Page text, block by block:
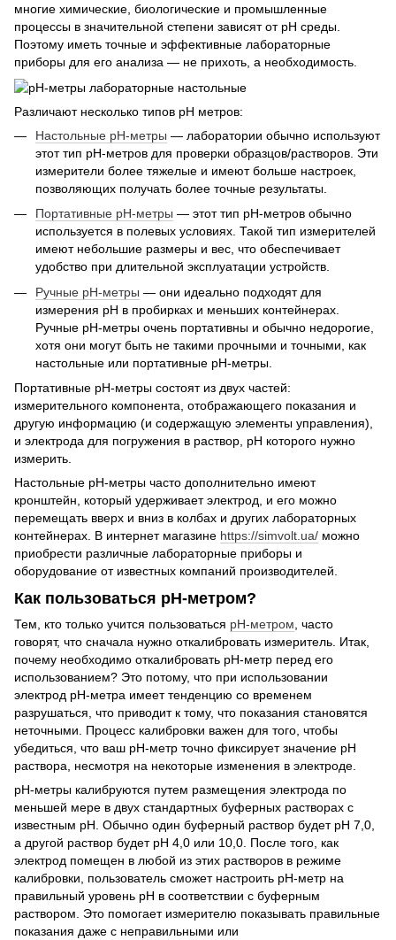
многие химические, биологические и промышленные
процессы в значительной степени зависят от pH среды.
Поэтому иметь точные и эффективные лабораторные
приборы для его анализа — не прихоть, а необходимость.
Различают несколько типов рН метров:
Настольные pH-метры — лаборатории обычно используют
этот тип pH-метров для проверки образцов/растворов. Эти
измерители более тяжелые и имеют больше настроек,
позволяющих получать более точные результаты.
Портативные pH-метры — этот тип pH-метров обычно
используется в полевых условиях. Такой тип измерителей
имеют небольшие размеры и вес, что обеспечивает
удобство при длительной эксплуатации устройств.
Ручные pH-метры — они идеально подходят для
измерения pH в пробирках и меньших контейнерах.
Ручные рН-метры очень портативны и обычно недорогие,
хотя они могут быть не такими прочными и точными, как
настольные или портативные рН-метры.
Портативные рН-метры состоят из двух частей:
измерительного компонента, отображающего показания и
другую информацию (и содержащую элементы управления),
и электрода для погружения в раствор, pH которого нужно
измерить.
Настольные рН-метры часто дополнительно имеют
кронштейн, который удерживает электрод, и его можно
перемещать вверх и вниз в колбах и других лабораторных
контейнерах. В интернет магазине https://simvolt.ua/ можно
приобрести различные лабораторные приборы и
оборудование от известных компаний производителей.
Как пользоваться pH-метром?
Тем, кто только учится пользоваться рН-метром, часто
говорят, что сначала нужно откалибровать измеритель. Итак,
почему необходимо откалибровать рН-метр перед его
использованием? Это потому, что при использовании
электрод рН-метра имеет тенденцию со временем
разрушаться, что приводит к тому, что показания становятся
неточными. Процесс калибровки важен для того, чтобы
убедиться, что ваш pH-метр точно фиксирует значение рН
раствора, несмотря на некоторые изменения в электроде.
pH-метры калибруются путем размещения электрода по
меньшей мере в двух стандартных буферных растворах с
известным pH. Обычно один буферный раствор будет рН 7,0,
а другой раствор будет рН 4,0 или 10,0. После того, как
электрод помещен в любой из этих растворов в режиме
калибровки, пользователь сможет настроить рН-метр на
правильный уровень pH в соответствии с буферным
раствором. Это помогает измерителю показывать правильные
показания даже с неправильными или